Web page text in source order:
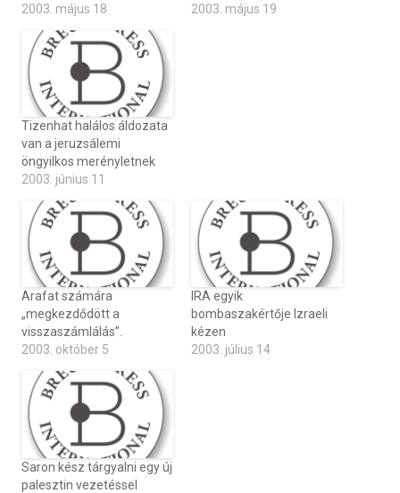
2003. május 18
2003. május 19
Tizenhat halálos áldozata
van a jeruzsálemi
öngyilkos merényletnek
2003. június 11
Arafat számára
„megkezdődött a
visszaszámlálás”.
2003. október 5
IRA egyik
bombaszakértője Izraeli
kézen
2003. július 14
Saron kész tárgyalni egy új
palesztin vezetéssel